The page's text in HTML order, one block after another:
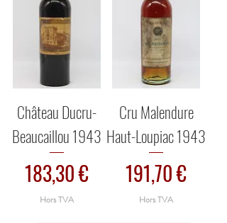
Château Ducru-
Beaucaillou 1943
Prix
183,30 €
Hors TVA
Cru Malendure
Haut-Loupiac 1943
Prix
191,70 €
Hors TVA